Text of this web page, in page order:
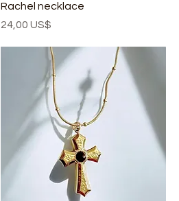
Rachel necklace
Precio
24,00 US$